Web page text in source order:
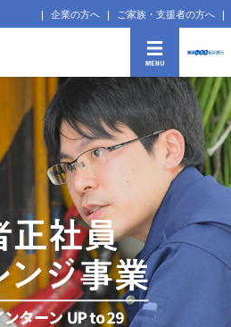
企業の方へ ご家族・支援者の方へ